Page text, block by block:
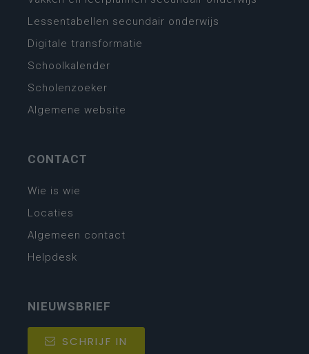
Lessentabellen secundair onderwijs
Digitale transformatie
Schoolkalender
Scholenzoeker
Algemene website
CONTACT
Wie is wie
Locaties
Algemeen contact
Helpdesk
NIEUWSBRIEF
SCHRIJF IN